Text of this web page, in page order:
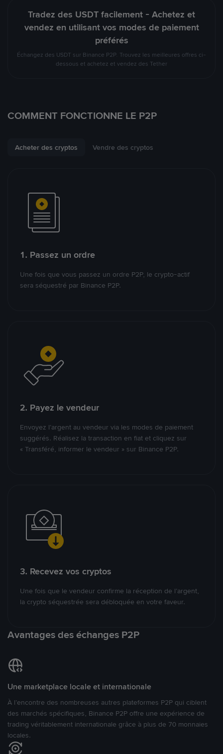
Tradez des USDT facilement - Achetez et
vendez en utilisant vos modes de paiement
préférés
Échangez des USDT sur Binance P2P. Trouvez les meilleures offres ci-
dessous et achetez et vendez des Tether
COMMENT FONCTIONNE LE P2P
Acheter des cryptos Vendre des cryptos
1. Passez un ordre
Une fois que vous passez un ordre P2P, le crypto-actif
sera séquestré par Binance P2P.
2. Payez le vendeur
Envoyez l’argent au vendeur via les modes de paiement
suggérés. Réalisez la transaction en fiat et cliquez sur
« Transféré, informer le vendeur » sur Binance P2P.
3. Recevez vos cryptos
Une fois que le vendeur confirme la réception de l’argent,
la crypto séquestrée sera débloquée en votre faveur.
Avantages des échanges P2P
Une marketplace locale et internationale
À l’encontre des nombreuses autres plateformes P2P qui ciblent
des marchés spécifiques, Binance P2P offre une expérience de
trading véritablement internationale grâce à plus de 70 monnaies
locales.